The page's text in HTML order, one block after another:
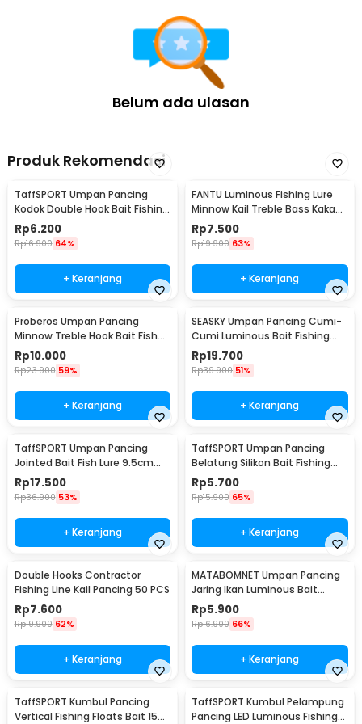
Belum ada ulasan
Produk Rekomendasi
TaffSPORT Umpan Pancing
Kodok Double Hook Bait Fishing
Lure 6cm - UMK01
Rp6.200
Rp16.900 64%
+ Keranjang
FANTU Luminous Fishing Lure
Minnow Kail Treble Bass Kakap
8.5cm 8g - LB
Rp7.500
Rp19.900 63%
+ Keranjang
Proberos Umpan Pancing
Minnow Treble Hook Bait Fish
Lure 11cm 1 PCS - PB333
Rp10.000
Rp23.900 59%
+ Keranjang
SEASKY Umpan Pancing Cumi-
Cumi Luminous Bait Fishing
Lure 10cm 10 PCS
Rp19.700
Rp39.900 51%
+ Keranjang
TaffSPORT Umpan Pancing
Jointed Bait Fish Lure 9.5cm
20g 1 PCS - VSJ06-4
Rp17.500
Rp36.900 53%
+ Keranjang
TaffSPORT Umpan Pancing
Belatung Silikon Bait Fishing
Lure 2cm 50 PCS - WD-160
Rp5.700
Rp15.900 65%
+ Keranjang
Double Hooks Contractor
Fishing Line Kail Pancing 50 PCS
Rp7.600
Rp19.900 62%
+ Keranjang
MATABOMNET Umpan Pancing
Jaring Ikan Luminous Bait
Fishing Lure 95 cm - 10118
Rp5.900
Rp16.900 66%
+ Keranjang
TaffSPORT Kumbul Pancing
Vertical Fishing Floats Bait 15
TaffSPORT Kumbul Pelampung
Pancing LED Luminous Fishing